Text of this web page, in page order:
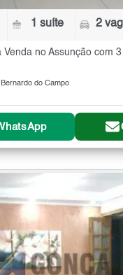
1 suíte 2
Venda no Assunção com
do Campo